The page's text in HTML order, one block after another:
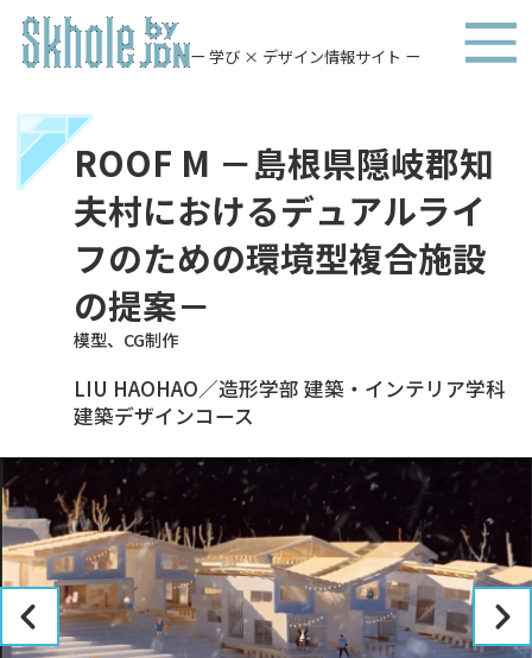
ー 学び × デザイン情報サイト ー
ROOF M －島根県隠岐郡知
夫村におけるデュアルライ
フのための環境型複合施設
の提案－
模型、CG制作
LIU HAOHAO／造形学部 建築・インテリア学科
建築デザインコース